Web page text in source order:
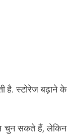
है. स्टोरेज बढ़ाने के
चुन सकते हैं, लेकिन